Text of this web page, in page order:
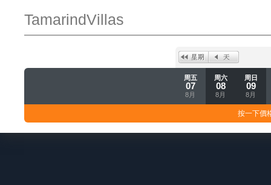
TamarindVillas
周五
07
8月
周六
08
8月
周日
09
8月
按一下價